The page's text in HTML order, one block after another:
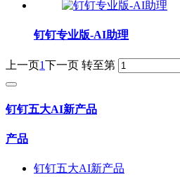
钉钉专业版-AI助理
上一页1下一页 转至第
钉钉五大AI新产品
产品
钉钉五大AI新产品